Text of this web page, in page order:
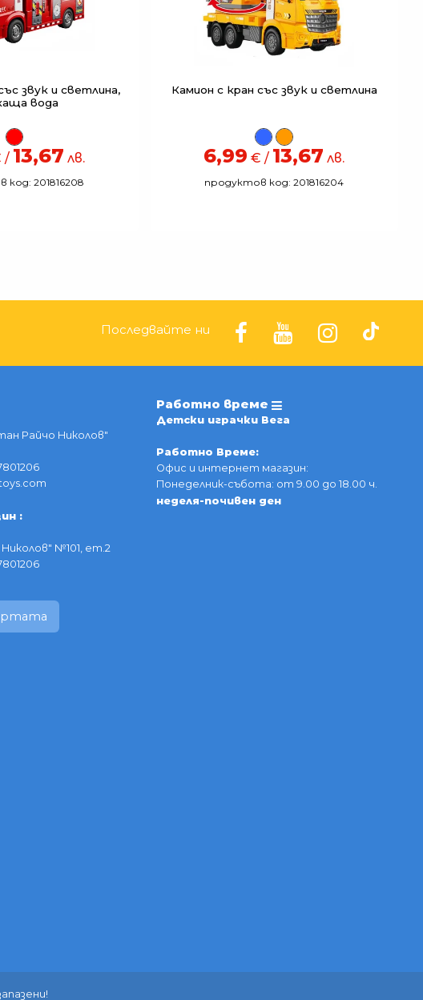
звук и светлина,
вода
/ 13,67 лв.
код: 201816208
Камион с кран със звук и светлина
6,99 € / 13,67 лв.
продуктов код: 201816204
Последвайте ни
Райчо Николов"
:
№101, ет.2
Работно време
Детски играчки Вега
Работно Време:
Офис и интернет магазин:
Понеделник-събота: от 9.00 до 18.00 ч.
неделя-почивен ден